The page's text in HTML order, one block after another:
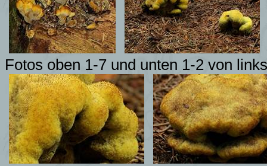
Fotos oben 1-7 und unten 1-2 von